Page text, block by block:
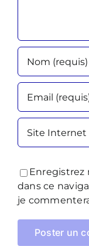
Enregistrez
dans ce
je